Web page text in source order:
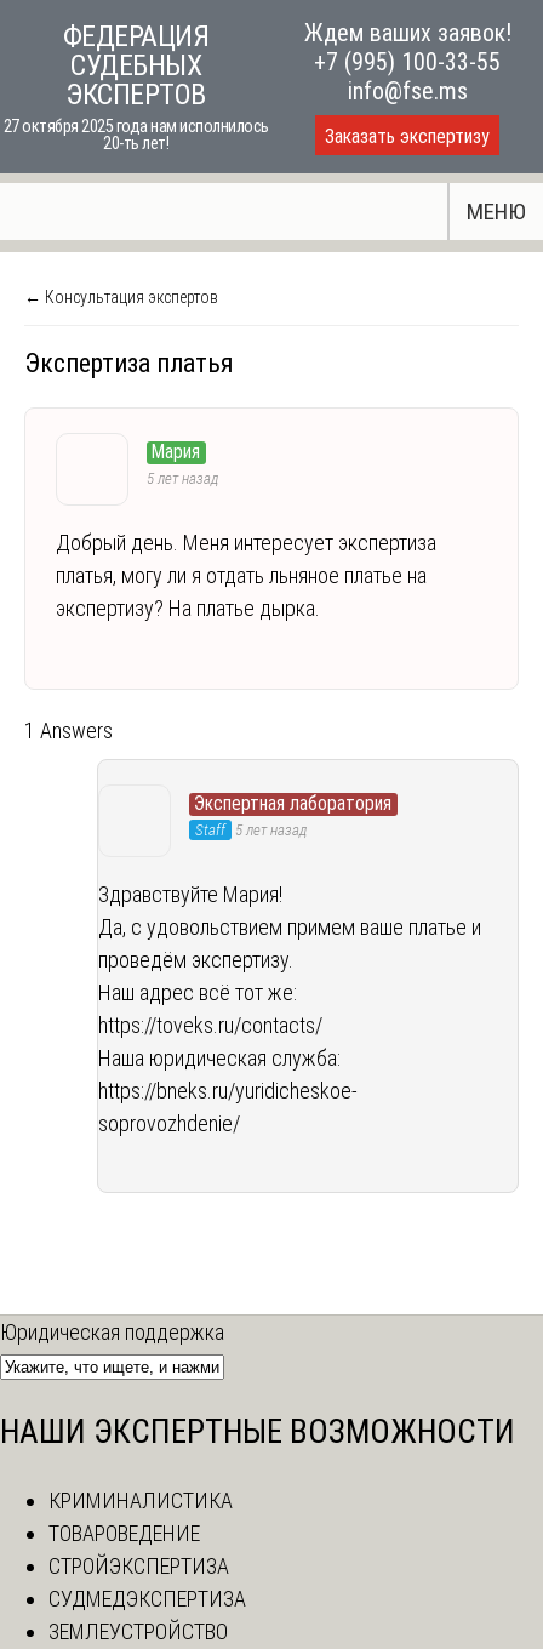
ФЕДЕРАЦИЯ
СУДЕБНЫХ
ЭКСПЕРТОВ
27 октября 2025 года нам исполнилось
20-ть лет!
Ждем ваших заявок!
+7 (995) 100-33-55
info@fse.ms
Заказать экспертизу
МЕНЮ
← Консультация экспертов
Экспертиза платья
Мария
5 лет назад
Добрый день. Меня интересует экспертиза
платья, могу ли я отдать льняное платье на
экспертизу? На платье дырка.
1 Answers
Экспертная лаборатория
Staff 5 лет назад
Здравствуйте Мария!
Да, с удовольствием примем ваше платье и
проведём экспертизу.
Наш адрес всё тот же:
https://toveks.ru/contacts/
Наша юридическая служба:
https://bneks.ru/yuridicheskoe-
soprovozhdenie/
Юридическая поддержка
НАШИ ЭКСПЕРТНЫЕ ВОЗМОЖНОСТИ
КРИМИНАЛИСТИКА
ТОВАРОВЕДЕНИЕ
СТРОЙЭКСПЕРТИЗА
СУДМЕДЭКСПЕРТИЗА
ЗЕМЛЕУСТРОЙСТВО